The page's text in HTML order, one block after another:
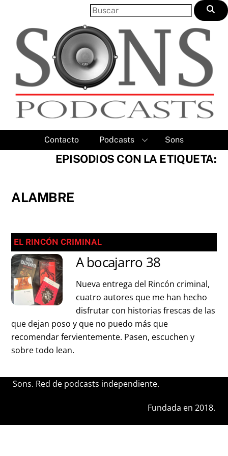
content
Contacto Podcasts Sons
EPISODIOS CON LA ETIQUETA:
ALAMBRE
EL RINCÓN CRIMINAL
A bocajarro 38
Nueva entrega del Rincón criminal,
cuatro autores que me han hecho
disfrutar con historias frescas de las
que dejan poso y que no puedo más que
recomendar fervientemente. Pasen, escuchen y
sobre todo lean.
Sons. Red de podcasts independiente.
Fundada en 2018.